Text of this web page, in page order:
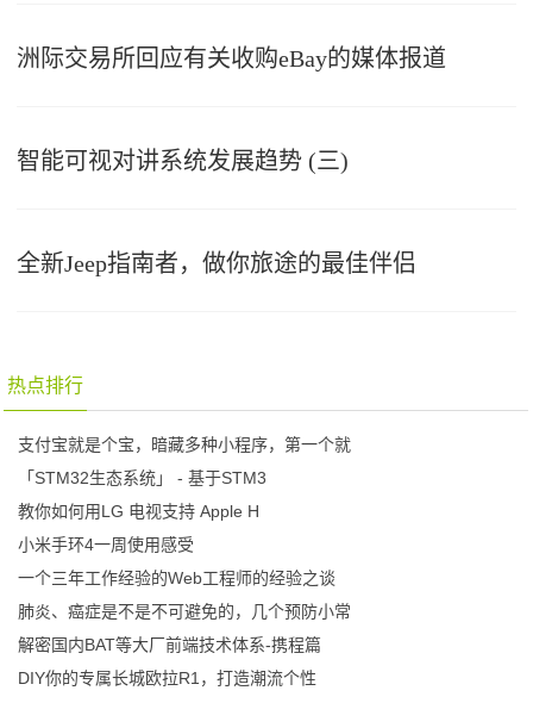
洲际交易所回应有关收购eBay的媒体报道
智能可视对讲系统发展趋势 (三)
全新Jeep指南者，做你旅途的最佳伴侣
热点排行
支付宝就是个宝，暗藏多种小程序，第一个就
「STM32生态系统」 - 基于STM3
教你如何用LG 电视支持 Apple H
小米手环4一周使用感受
一个三年工作经验的Web工程师的经验之谈
肺炎、癌症是不是不可避免的，几个预防小常
解密国内BAT等大厂前端技术体系-携程篇
DIY你的专属长城欧拉R1，打造潮流个性